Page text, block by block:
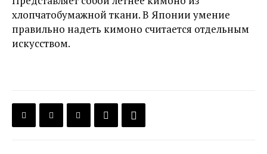
хлопчатобумажной ткани. В Японии умение
правильно надеть кимоно считается отдельным
искусством.